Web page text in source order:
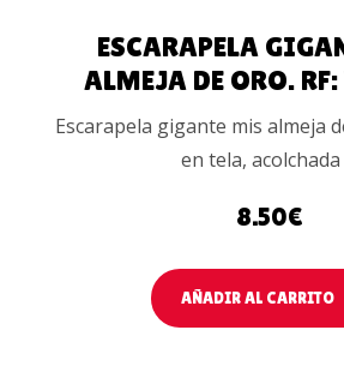
ESCARAPELA
ALMEJA DE ORO.
Escarapela gigante mis almeja
en tela,
8.50€
AÑADIR AL CARRITO